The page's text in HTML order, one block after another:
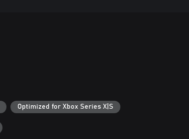
Optimized for Xbox Series X|S